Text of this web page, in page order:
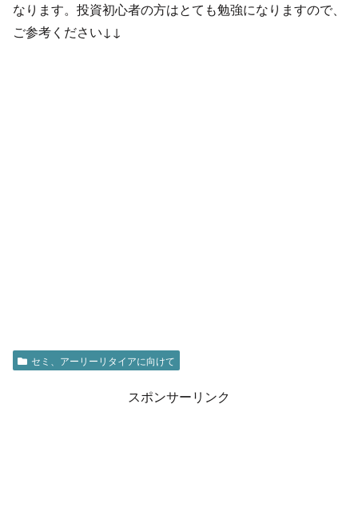
なります。投資初心者の方はとても勉強になりますので、
ご参考ください↓↓
セミ、アーリーリタイアに向けて
スポンサーリンク